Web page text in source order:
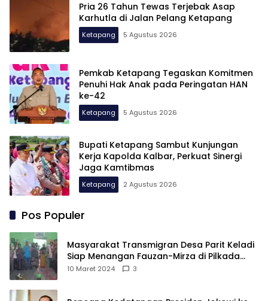
Pria 26 Tahun Tewas Terjebak Asap
Karhutla di Jalan Pelang Ketapang
Ketapang 5 Agustus 2026
Pemkab Ketapang Tegaskan Komitmen
Penuhi Hak Anak pada Peringatan HAN
ke-42
Ketapang 5 Agustus 2026
Bupati Ketapang Sambut Kunjungan
Kerja Kapolda Kalbar, Perkuat Sinergi
Jaga Kamtibmas
Ketapang 2 Agustus 2026
Pos Populer
Masyarakat Transmigran Desa Parit Keladi
Siap Menangan Fauzan-Mirza di Pilkada
Kubu Raya
10 Maret 2024 3